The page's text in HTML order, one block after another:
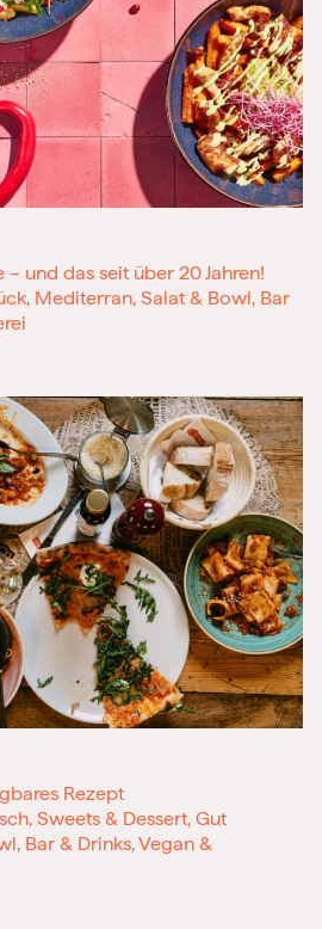
und das seit über 20 Jahren!
Mediterran, Salat & Bowl, Bar
Rezept
Sweets & Dessert, Gut
Bar & Drinks, Vegan &